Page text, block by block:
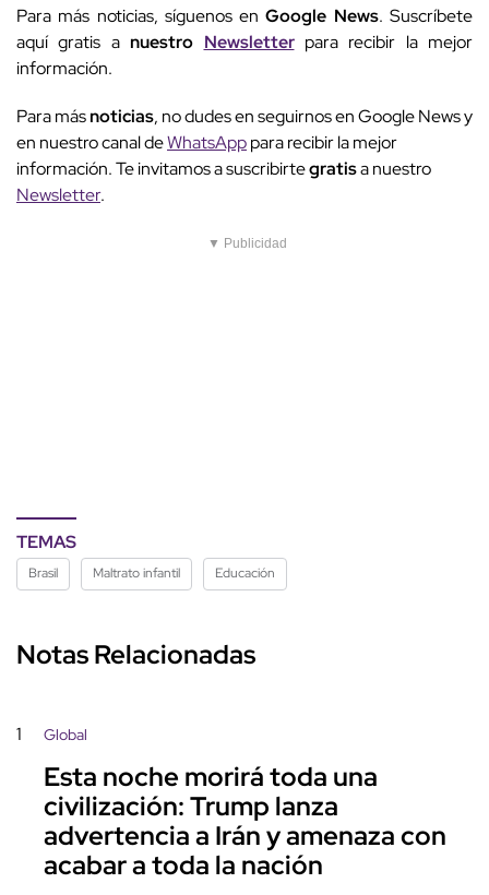
Para más noticias, síguenos enGoogle News. Suscríbete
aquí gratis anuestro Newsletter para recibir la mejor
información.
Para másnoticias, no dudes en seguirnos en Google News y
en nuestro canal deWhatsApppara recibir la mejor
información. Te invitamos a suscribirtegratisa nuestro
Newsletter.
▼ Publicidad
TEMAS
Brasil Maltrato infantil Educación
Notas Relacionadas
1 Global
Esta noche morirá toda una
civilización: Trump lanza
advertencia a Irán y amenaza con
acabar a toda la nación